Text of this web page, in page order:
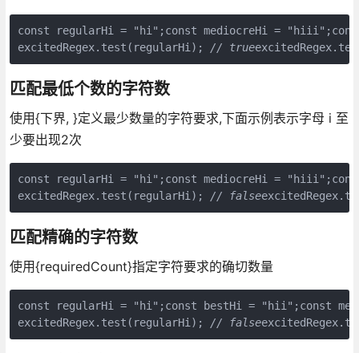
const regularHi = "hi";const mediocreHi =
excitedRegex.test(regularHi); // true
匹配最低个数的字符数
使用{下界, }定义最少数量的字符要求,下面示例表示字母 i 至
少要出现2次
const regularHi = "hi";const mediocreHi =
excitedRegex.test(regularHi); // false
匹配精确的字符数
使用{requiredCount}指定字符要求的确切数量
const regularHi = "hi";const bestHi = "hii";const
excitedRegex.test(regularHi); // false